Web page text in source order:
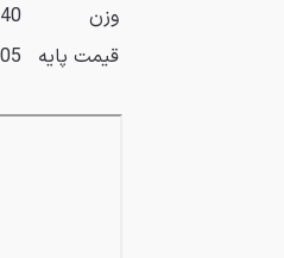
وزن
1740
قیمت پایه